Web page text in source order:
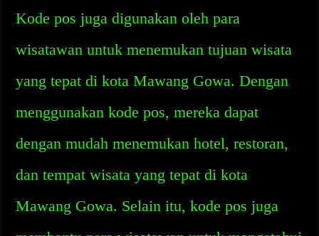
Kode pos juga digunakan oleh para
wisatawan untuk menemukan tujuan wisata
yang tepat di kota Mawang Gowa. Dengan
menggunakan kode pos, mereka dapat
dengan mudah menemukan hotel, restoran,
dan tempat wisata yang tepat di kota
Mawang Gowa. Selain itu, kode pos juga